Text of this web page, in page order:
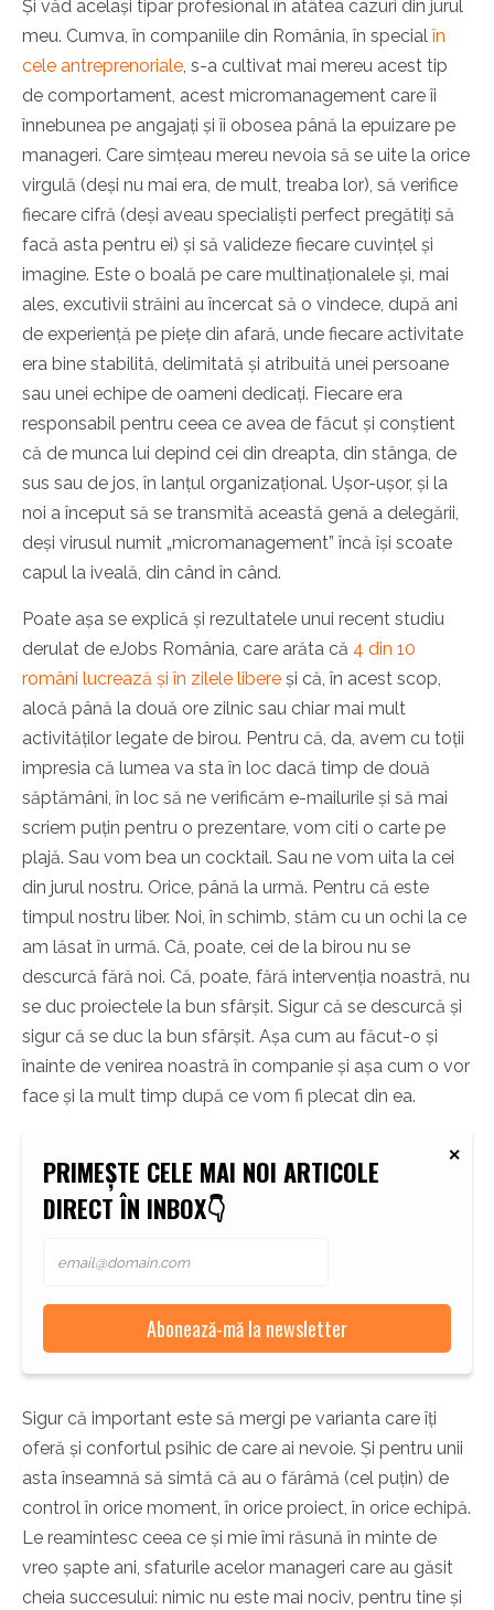
Și văd același tipar profesional în atâtea cazuri din jurul
meu. Cumva, în companiile din România, în specialîn
cele antreprenoriale, s-a cultivat mai mereu acest tip
de comportament, acest micromanagement care îi
înnebunea pe angajați și îi obosea până la epuizare pe
manageri. Care simțeau mereu nevoia să se uite la orice
virgulă (deși nu mai era, de mult, treaba lor), să verifice
fiecare cifră (deși aveau specialiști perfect pregătiți să
facă asta pentru ei) și să valideze fiecare cuvințel și
imagine. Este o boală pe care multinaționalele și, mai
ales, excutivii străini au încercat să o vindece, după ani
de experiență pe piețe din afară, unde fiecare activitate
era bine stabilită, delimitată și atribuită unei persoane
sau unei echipe de oameni dedicați. Fiecare era
responsabil pentru ceea ce avea de făcut și conștient
că de munca lui depind cei din dreapta, din stânga, de
sus sau de jos, în lanțul organizațional. Ușor-ușor, și la
noi a început să se transmită această genă a delegării,
deși virusul numit „micromanagement” încă își scoate
capul la iveală, din când în când.
Poate așa se explică și rezultatele unui recent studiu
derulat de eJobs România, care arăta că 4 din 10
români lucrează și în zilele libere și că, în acest scop,
alocă până la două ore zilnic sau chiar mai mult
activităților legate de birou. Pentru că, da, avem cu toții
impresia că lumea va sta în loc dacă timp de două
săptămâni, în loc să ne verificăm e-mailurile și să mai
scriem puțin pentru o prezentare, vom citi o carte pe
plajă. Sau vom bea un cocktail. Sau ne vom uita la cei
din jurul nostru. Orice, până la urmă. Pentru că este
timpul nostru liber. Noi, în schimb, stăm cu un ochi la ce
am lăsat în urmă. Că, poate, cei de la birou nu se
descurcă fără noi. Că, poate, fără intervenția noastră, nu
se duc proiectele la bun sfârșit. Sigur că se descurcă și
sigur că se duc la bun sfârșit. Așa cum au făcut-o și
înainte de venirea noastră în companie și așa cum o vor
face și la mult timp după ce vom fi plecat din ea.
PRIMEȘTE CELE MAI NOI ARTICOLE
DIRECT ÎN INBOX👇
Sigur că important este să mergi pe varianta care îți
oferă și confortul psihic de care ai nevoie. Și pentru unii
asta înseamnă să simtă că au o fărâmă (cel puțin) de
control în orice moment, în orice proiect, în orice echipă.
Le reamintesc ceea ce și mie îmi răsună în minte de
vreo șapte ani, sfaturile acelor manageri care au găsit
cheia succesului: nimic nu este mai nociv, pentru tine și